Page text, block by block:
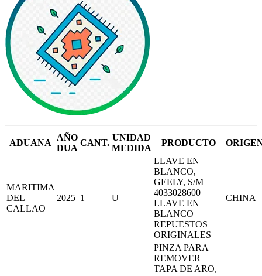
ADUANA
AÑO
DUA
CANT.
UNIDAD
MEDIDA
PRODUCTO
MARITIMA
DEL
CALLAO
2025 1 U
LLAVE EN
BLANCO,
GEELY, S/M
4033028600
LLAVE EN
BLANCO
REPUESTOS
ORIGINALES
CHINA
PINZA PARA
REMOVER
TAPA DE ARO,